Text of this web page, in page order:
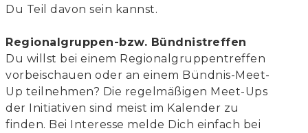
Du Teil davon sein kannst.
Regionalgruppen-bzw. Bündnistreffen
Du willst bei einem Regionalgruppentreffen
vorbeischauen oder an einem Bündnis-Meet-
Up teilnehmen? Die regelmäßigen Meet-Ups
der Initiativen sind meist im Kalender zu
finden. Bei Interesse melde Dich einfach bei